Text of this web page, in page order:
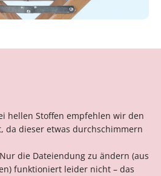
hellen Stoffen empfehlen wir den
da dieser etwas durchschimmern
Nur die Dateiendung zu ändern (aus
funktioniert leider nicht – das